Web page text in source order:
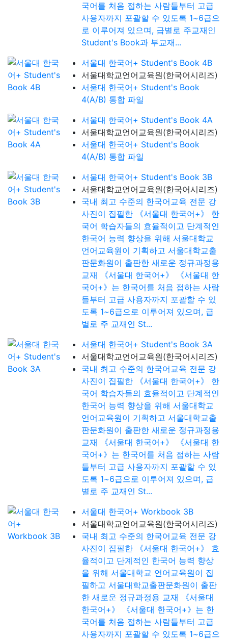
국어를 처음 접하는 사람들부터 고급
사용자까지 포괄할 수 있도록 1~6급으
로 이루어져 있으며, 급별로 주교재인
Student's Book과 부교재...
서울대 한국어+ Student's Book 4B
서울대학교언어교육원(한국어시리즈)
서울대 한국어+ Student's Book
4(A/B) 통합 파일
서울대 한국어+ Student's Book 4A
서울대학교언어교육원(한국어시리즈)
서울대 한국어+ Student's Book
4(A/B) 통합 파일
서울대 한국어+ Student's Book 3B
서울대학교언어교육원(한국어시리즈)
국내 최고 수준의 한국어교육 전문 강
사진이 집필한 《서울대 한국어+》 한
국어 학습자들의 효율적이고 단계적인
한국어 능력 향상을 위해 서울대학교
언어교육원이 기획하고 서울대학교출
판문화원이 출판한 새로운 정규과정용
교재 《서울대 한국어+》 《서울대 한
국어+》는 한국어를 처음 접하는 사람
들부터 고급 사용자까지 포괄할 수 있
도록 1~6급으로 이루어져 있으며, 급
별로 주 교재인 St...
서울대 한국어+ Student's Book 3A
서울대학교언어교육원(한국어시리즈)
국내 최고 수준의 한국어교육 전문 강
사진이 집필한 《서울대 한국어+》 한
국어 학습자들의 효율적이고 단계적인
한국어 능력 향상을 위해 서울대학교
언어교육원이 기획하고 서울대학교출
판문화원이 출판한 새로운 정규과정용
교재 《서울대 한국어+》 《서울대 한
국어+》는 한국어를 처음 접하는 사람
들부터 고급 사용자까지 포괄할 수 있
도록 1~6급으로 이루어져 있으며, 급
별로 주 교재인 St...
서울대 한국어+ Workbook 3B
서울대학교언어교육원(한국어시리즈)
국내 최고 수준의 한국어교육 전문 강
사진이 집필한 《서울대 한국어+》 효
율적이고 단계적인 한국어 능력 향상
을 위해 서울대학교 언어교육원이 집
필하고 서울대학교출판문화원이 출판
한 새로운 정규과정용 교재 《서울대
한국어+》 《서울대 한국어+》는 한
국어를 처음 접하는 사람들부터 고급
사용자까지 포괄할 수 있도록 1~6급으